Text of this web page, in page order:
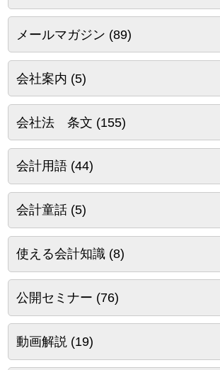
メールマガジン (89)
会社案内 (5)
会社法 条文 (155)
会計用語(44)
会計童話(5)
使える会計知識(8)
公開セミナー (76)
動画解説 (19)